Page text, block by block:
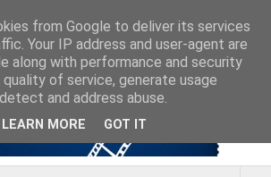
from Google to deliver its services
Your IP address and user-agent are
along with performance and security
of service, generate usage
and address abuse.
LEARN MORE GOT IT